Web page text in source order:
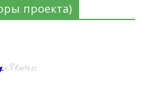
проекта)